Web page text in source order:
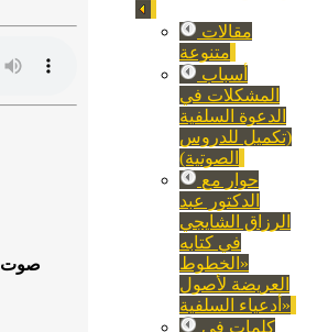
متنوعة
المشكلات في
الدعوة السلفية
(تكميل للدروس
الصوتية)
الدكتور عبد
الرزاق الشايجي
في كتابه
«الخطوط
العريضة لأصول
أدعياء السلفية»
صوت